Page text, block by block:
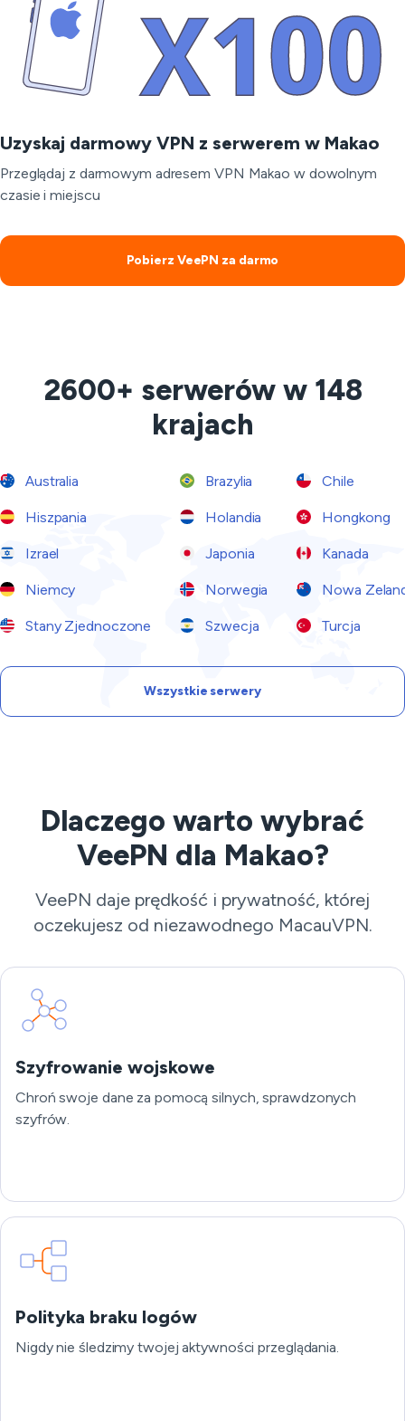
Uzyskaj darmowy VPN z serwerem w Makao
Przeglądaj z darmowym adresem VPN Makao w dowolnym
czasie i miejscu
Pobierz VeePN za darmo
2600+ serwerów w 148
krajach
Australia Brazylia Chile
Hiszpania Holandia Hongkong
Izrael Japonia Kanada
Niemcy Norwegia Nowa
Stany Zjednoczone Szwecja Turcja
Wszystkie serwery
Dlaczego warto wybrać
VeePN dla Makao?
VeePN daje prędkość i prywatność, której
oczekujesz od niezawodnego MacauVPN.
Szyfrowanie wojskowe
Chroń swoje dane za pomocą silnych, sprawdzonych
szyfrów.
Polityka braku logów
Nigdy nie śledzimy twojej aktywności przeglądania.